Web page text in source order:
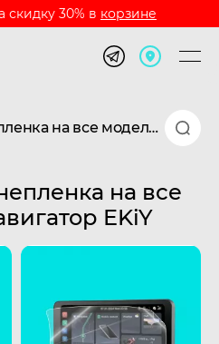
скидку 30% в корзине
Защитная бронепленка на все модели мотонавигатор EKiY
на все
EKiY